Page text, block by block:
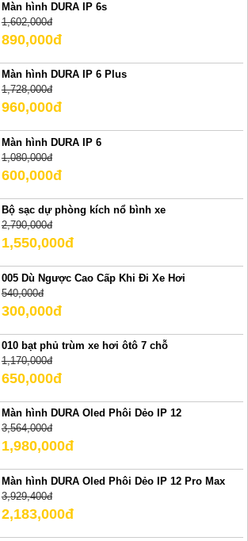
Màn hình DURA IP 6s
1,602,000đ
890,000đ
Màn hình DURA IP 6 Plus
1,728,000đ
960,000đ
Màn hình DURA IP 6
1,080,000đ
600,000đ
Bộ sạc dự phòng kích nổ bình xe
2,790,000đ
1,550,000đ
005 Dù Ngược Cao Cấp Khi Đi Xe Hơi
540,000đ
300,000đ
010 bạt phủ trùm xe hơi ôtô 7 chỗ
1,170,000đ
650,000đ
Màn hình DURA Oled Phôi Dẻo IP 12
3,564,000đ
1,980,000đ
Màn hình DURA Oled Phôi Dẻo IP 12 Pro Max
3,929,400đ
2,183,000đ